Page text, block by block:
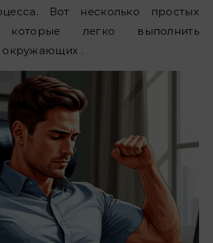
Вот несколько простых
которые легко выполнить
окружающих .